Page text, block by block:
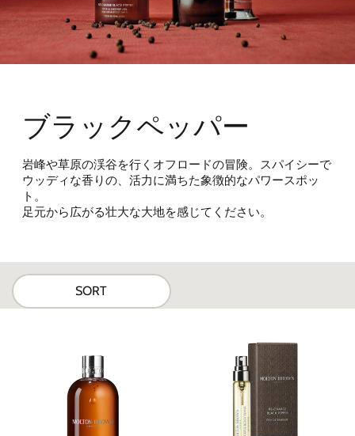
ブラックペッパー
岩峰や草原の渓谷を行くオフロードの冒険。スパイシーで
ウッディな香りの、活力に満ちた象徴的なパワースポッ
ト。
足元から広がる壮大な大地を感じてください。
SORT